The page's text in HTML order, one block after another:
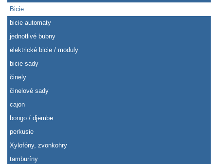
Bicie
bicie automaty
jednotlivé bubny
elektrické bicie / moduly
bicie sady
činely
činelové sady
cajon
bongo / djembe
perkusie
Xylofóny, zvonkohry
tamburíny